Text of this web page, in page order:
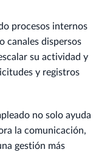
procesos internos
canales dispersos
su actividad y
y registros
no solo ayuda
la comunicación,
gestión más